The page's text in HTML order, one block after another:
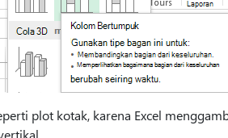
plot kotak, karena Excel